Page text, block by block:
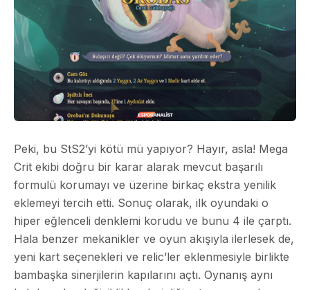
Peki, bu StS2’yi kötü mü yapıyor? Hayır, asla! Mega
Crit ekibi doğru bir karar alarak mevcut başarılı
formulü korumayı ve üzerine birkaç ekstra yenilik
eklemeyi tercih etti. Sonuç olarak, ilk oyundaki o
hiper eğlenceli denklemi korudu ve bunu 4 ile çarptı.
Hala benzer mekanikler ve oyun akışıyla ilerlesek de,
yeni kart seçenekleri ve relic’ler eklenmesiyle birlikte
bambaşka sinerjilerin kapılarını açtı. Oynanış aynı